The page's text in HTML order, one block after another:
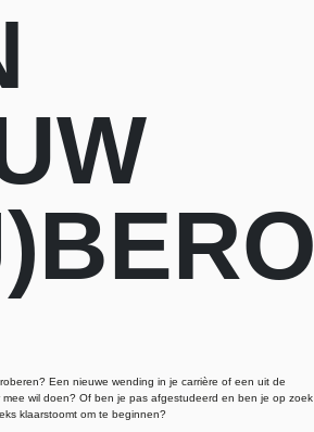
Een nieuwe wending in je carrière of een uit de
wil doen? Of ben je pas afgestudeerd en ben je op zoek
klaarstoomt om te beginnen?